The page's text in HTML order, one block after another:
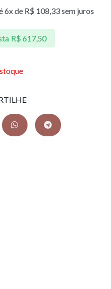
6x de R$ 108,33sem juros
R$ 617,50